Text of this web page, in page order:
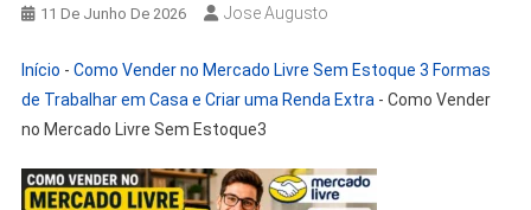
11 De Junho De 2026 Jose Augusto
Início - Como Vender no Mercado Livre Sem Estoque 3 Formas
de Trabalhar em Casa e Criar uma Renda Extra - Como Vender
no Mercado Livre Sem Estoque3